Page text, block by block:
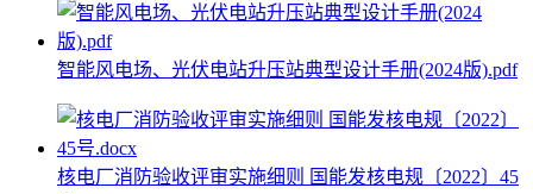
智能风电场、光伏电站升压站典型设计手册(2024版).pdf
核电厂消防验收评审实施细则 国能发核电规〔2022〕45